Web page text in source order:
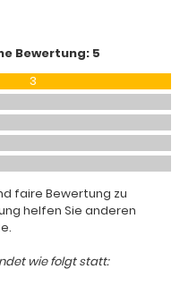
Bewertung: 5
3
faire Bewertung zu
helfen Sie anderen
wie folgt statt: